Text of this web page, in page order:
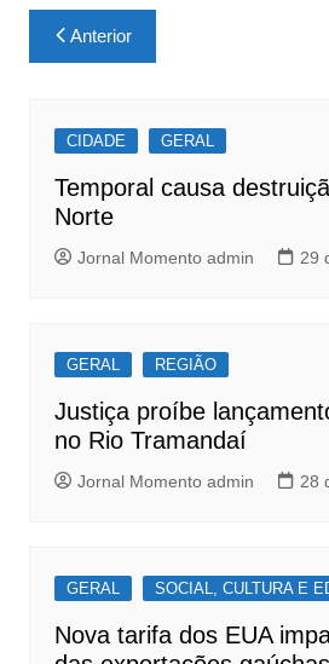
c
e
o
o
k
at
s
p
p
Navegação
de
Anterior
CIDADE GERAL
Temporal causa
Norte
Jornal Momento admin 29
GERAL REGIÃO
Justiça proíbe
no Rio Tramandaí
Jornal Momento admin 28
GERAL SOCIAL, CULTURA E
Nova tarifa dos EUA